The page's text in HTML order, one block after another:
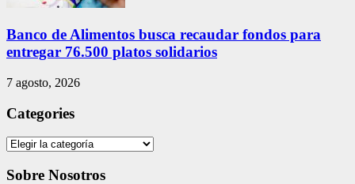
Banco de Alimentos busca recaudar fondos para
entregar 76.500 platos solidarios
7 agosto, 2026
Categories
Categories
Sobre Nosotros